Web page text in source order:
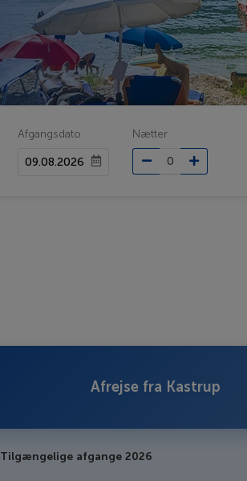
Afgangsdato Nætter
Afrejse fra Kastrup
Tilgængelige afgange 2026